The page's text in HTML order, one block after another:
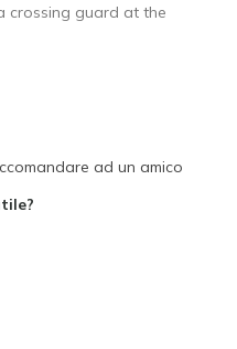
crossing guard at the
ad un amico